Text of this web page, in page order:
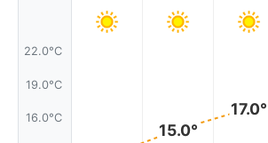
22.0°C
19.0°C
16.0°C
15.0°
17.0°